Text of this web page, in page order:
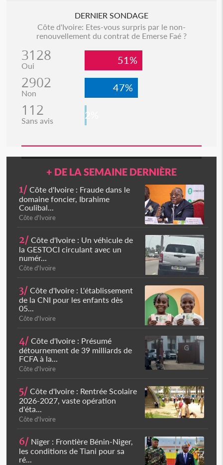
DERNIER SONDAGE
Côte d'Ivoire: Etes-vous surpris par le non-
renouvellement du contrat de Emerse Faé ?
3128
Oui 51%
2902
Non 47%
112
Sans avis 2%
+ DE LA SEMAINE DERNIÈRE
1/ Côte d'Ivoire : Fraude dans le
domaine foncier, Ibrahime
Coulibal...
Côte d'Ivoire
2/ Côte d'Ivoire : Un véhicule de
la GESTOCI circulant avec un
numér...
Côte d'Ivoire
3/ Côte d'Ivoire : L'établissement
de la CNI pour les enfants dès
05...
Côte d'Ivoire
4/ Côte d'Ivoire : Présumé
détournement de 39 milliards de
FCFA à la...
Côte d'Ivoire
5/ Côte d'Ivoire : Rentrée Scolaire
2026-2027, vaste opération
d'éta...
Côte d'Ivoire
6/ Niger : Frontière Bénin-Niger,
les conditions de Tiani pour sa
ré...